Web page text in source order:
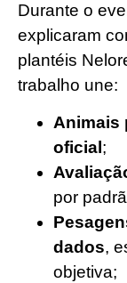
Durante o
explicaram
plantéis
trabalho une:
Animais
oficial ;
por
dados,
objetiva;